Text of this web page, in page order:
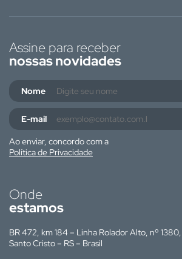
Assine para receber
nossas novidades
Nome
E-mail
Ao enviar, concordo com a
Política de Privacidade
Onde
estamos
BR 472, km 184 – Linha Rolador Alto, nº
Santo Cristo – RS – Brasil